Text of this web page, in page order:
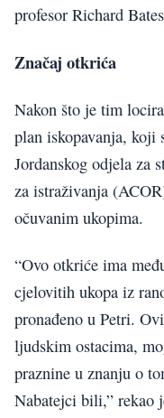
profesor Richard
Značaj otkrića
Nakon što je tim
plan iskopavanja, koji
Jordanskog odjela za
za istraživanja
očuvanim ukopima.
“Ovo otkriće ima
cjelovitih ukopa iz
pronađeno u Petri.
ljudskim ostacima,
praznine u znanju o
Nabatejci bili,” rekao